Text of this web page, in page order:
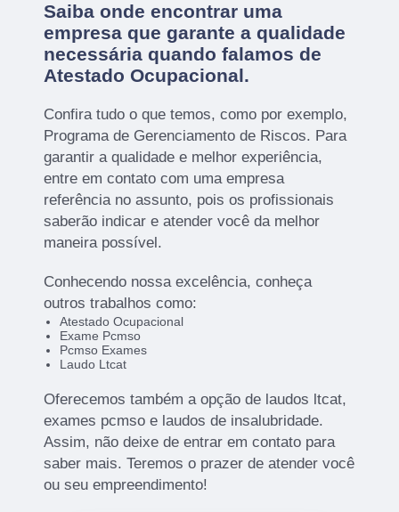
Saiba onde encontrar uma
empresa que garante a qualidade
necessária quando falamos de
Atestado Ocupacional.
Confira tudo o que temos, como por exemplo,
Programa de Gerenciamento de Riscos. Para
garantir a qualidade e melhor experiência,
entre em contato com uma empresa
referência no assunto, pois os profissionais
saberão indicar e atender você da melhor
maneira possível.
Conhecendo nossa excelência, conheça
outros trabalhos como:
Atestado Ocupacional
Exame Pcmso
Pcmso Exames
Laudo Ltcat
Oferecemos também a opção de laudos ltcat,
exames pcmso e laudos de insalubridade.
Assim, não deixe de entrar em contato para
saber mais. Teremos o prazer de atender você
ou seu empreendimento!